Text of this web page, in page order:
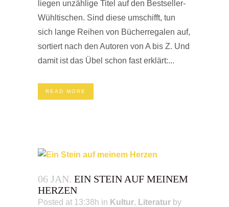
liegen unzählige Titel auf den Bestseller-
Wühltischen. Sind diese umschifft, tun
sich lange Reihen von Bücherregalen auf,
sortiert nach den Autoren von A bis Z. Und
damit ist das Übel schon fast erklärt:...
READ MORE
06 JAN. EIN STEIN AUF MEINEM
HERZEN
Posted at 13:38h in Kultur, Literatur by